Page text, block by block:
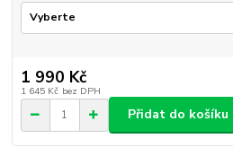
1 990 Kč
1 645 Kč bez DPH
Přidat do košíku